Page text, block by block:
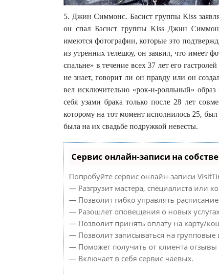
5. Джин Симмонс. Басист группы Kiss
он спал Басист группы Kiss Джин
имеются фотографии, которые это
из утренних телешоу, он заявил, что имеет
спальне» в течение всех 37 лет его
не знает, говорит ли он правду или он
вел исключительно «рок-н-ролльный»
себя узами брака только после 28 лет
которому на тот момент исполнилось 25,
была на их свадьбе подружкой невесты.
Сервис онлайн-записи на
Попробуйте сервис онлайн-записи
— Разгрузит мастера, специалиста или
— Позволит гибко управлять
— Разошлет оповещения о новых
— Позволит принять оплату на карту/
— Позволит записываться на
— Поможет получить от клиента отзывы
— Включает в себя сервис чаевых.